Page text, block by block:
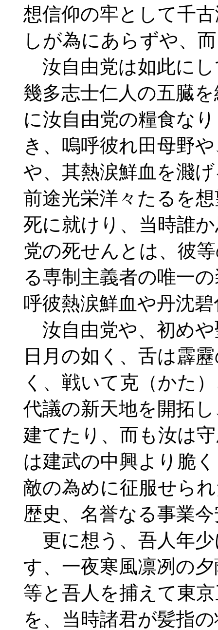
想信仰の牢として千
しが為にあらずや、
汝自由党は如此に
幾多志士仁人の五臓
に汝自由党の糧食な
き、嗚呼彼れ田母野
や、其熱涙鮮血を濺
前途光栄洋々たるを
死に就けり、当時誰
党の死せんとは、彼
る専制主義者の唯一
呼彼熱涙鮮血や丹沈
汝自由党や、初めや
日月の如く、舌は霹
く、戦いて克（かた
代議の新天地を開拓
建てたり、而も汝は
は建武の中興より脆
敵の為めに征服せら
歴史、名誉なる事業
更に想う、吾人年
す、一夜寒風凛冽の
等と吾人を捕えて東
を、当時諸君が髪指